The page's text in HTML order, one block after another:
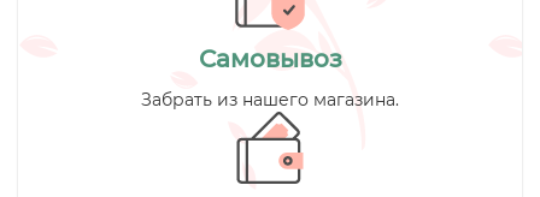
Самовывоз
Забрать из нашего магазина.